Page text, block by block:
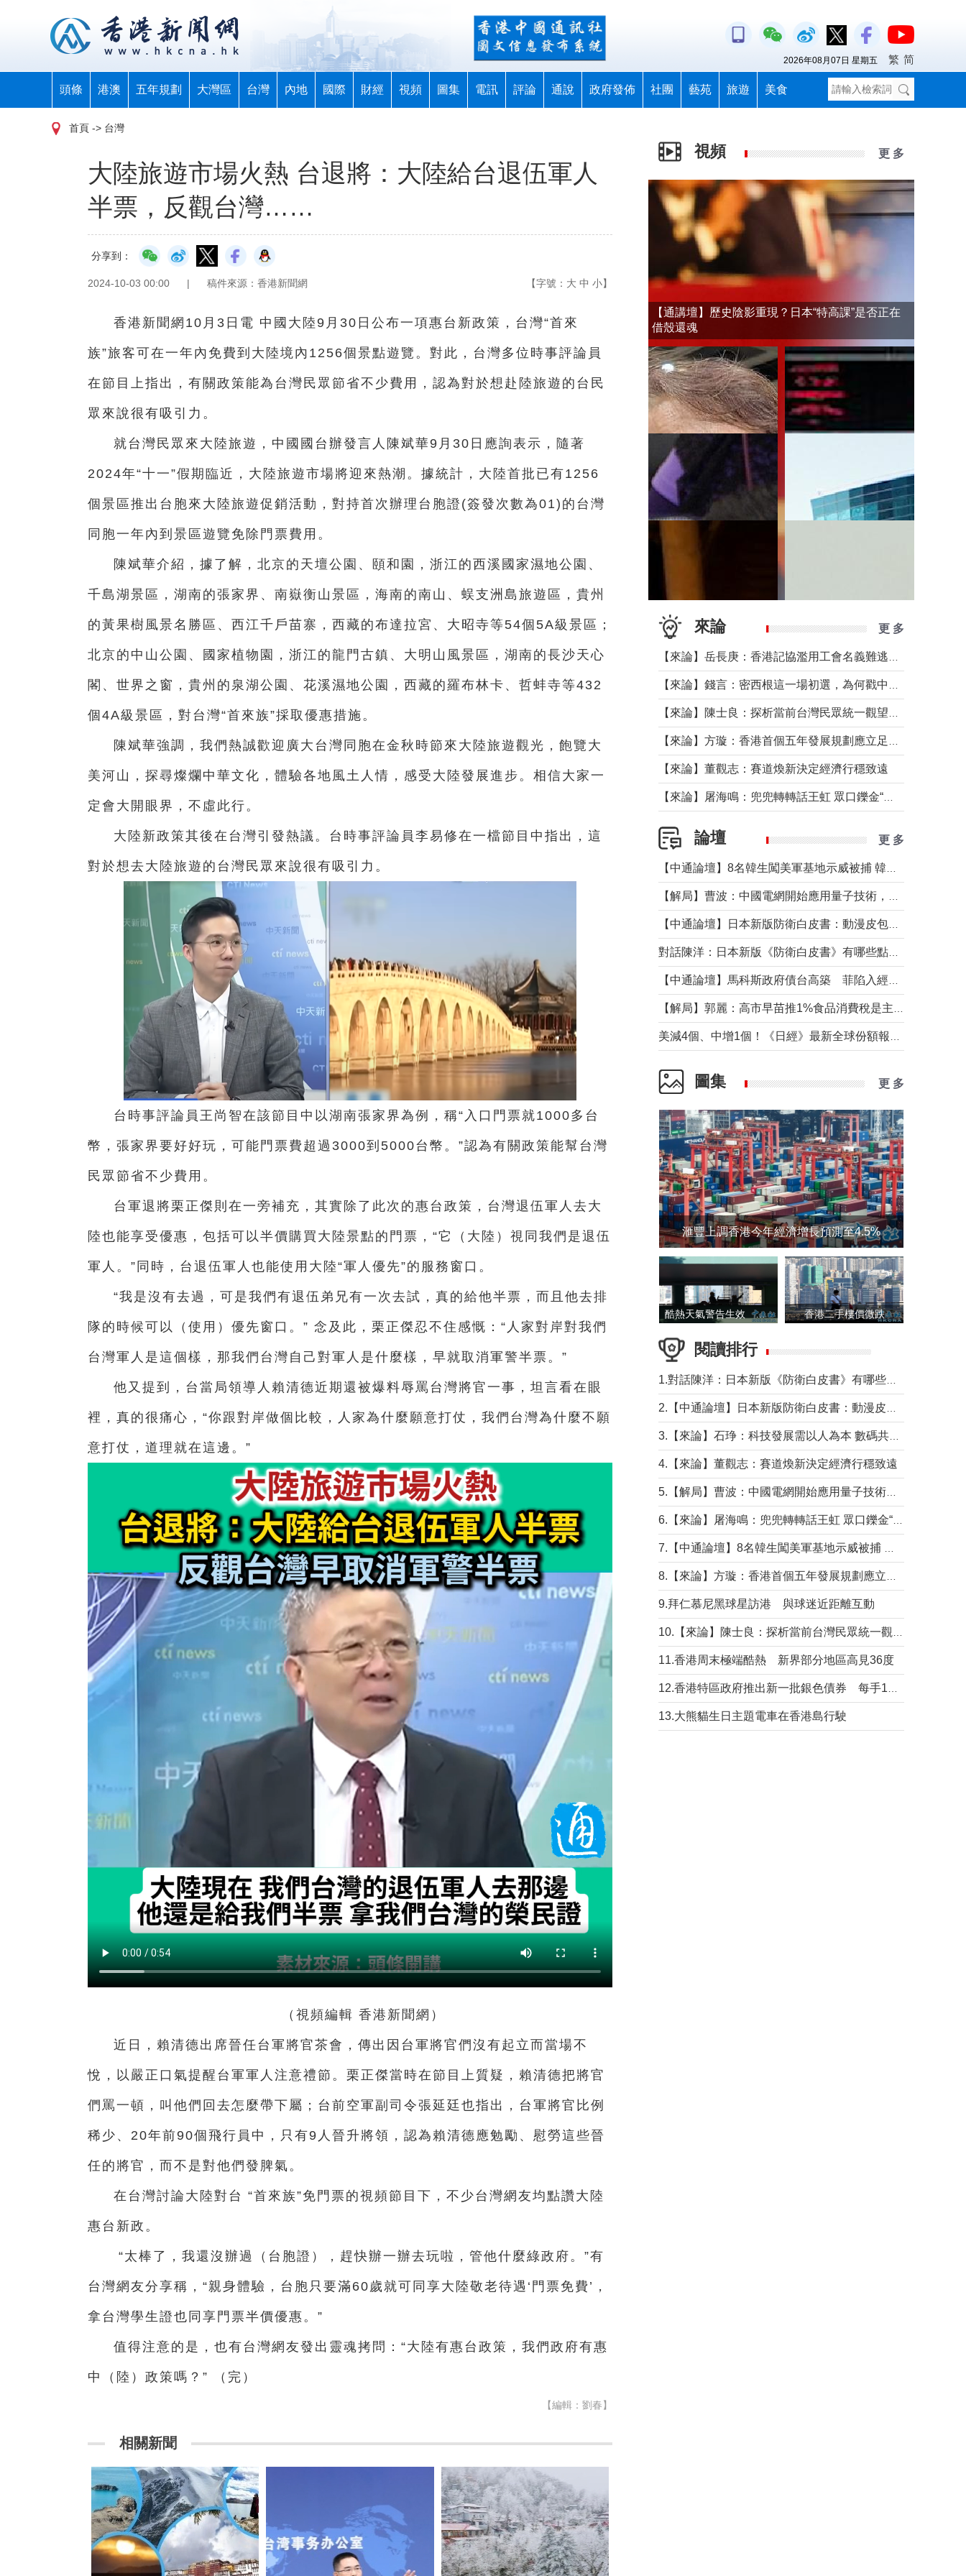
頭條 港澳 五年規劃 大灣區 台灣 內地 國際 財經 視頻 圖集 電訊 評論 通說 政府發佈 社團 藝苑 旅遊 美食
2026年08月07日 星期五 繁 简
首頁 -> 台灣
大陸旅遊市場火熱 台退將：大陸給台退伍軍人
半票，反觀台灣……
分享到：
2024-10-03 00:00 | 稿件來源：香港新聞網 【字號： 大 中 小】
香港新聞網10月3日電 中國大陸9月30日公布一項惠台新政策，台灣“首來
族”旅客可在一年內免費到大陸境內1256個景點遊覽。對此，台灣多位時事評論員
在節目上指出，有關政策能為台灣民眾節省不少費用，認為對於想赴陸旅遊的台民
眾來說很有吸引力。
就台灣民眾來大陸旅遊，中國國台辦發言人陳斌華9月30日應詢表示，隨著
2024年“十一”假期臨近，大陸旅遊市場將迎來熱潮。據統計，大陸首批已有1256
個景區推出台胞來大陸旅遊促銷活動，對持首次辦理台胞證(簽發次數為01)的台灣
同胞一年內到景區遊覽免除門票費用。
陳斌華介紹，據了解，北京的天壇公園、頤和園，浙江的西溪國家濕地公園、
千島湖景區，湖南的張家界、南嶽衡山景區，海南的南山、蜈支洲島旅遊區，貴州
的黃果樹風景名勝區、西江千戶苗寨，西藏的布達拉宮、大昭寺等54個5A級景區；
北京的中山公園、國家植物園，浙江的龍門古鎮、大明山風景區，湖南的長沙天心
閣、世界之窗，貴州的泉湖公園、花溪濕地公園，西藏的羅布林卡、哲蚌寺等432
個4A級景區，對台灣“首來族”採取優惠措施。
陳斌華強調，我們熱誠歡迎廣大台灣同胞在金秋時節來大陸旅遊觀光，飽覽大
美河山，探尋燦爛中華文化，體驗各地風土人情，感受大陸發展進步。相信大家一
定會大開眼界，不虛此行。
大陸新政策其後在台灣引發熱議。台時事評論員李易修在一檔節目中指出，這
對於想去大陸旅遊的台灣民眾來說很有吸引力。
台時事評論員王尚智在該節目中以湖南張家界為例，稱“入口門票就1000多台
幣，張家界要好好玩，可能門票費超過3000到5000台幣。”認為有關政策能幫台灣
民眾節省不少費用。
台軍退將栗正傑則在一旁補充，其實除了此次的惠台政策，台灣退伍軍人去大
陸也能享受優惠，包括可以半價購買大陸景點的門票，“它（大陸）視同我們是退伍
軍人。”同時，台退伍軍人也能使用大陸“軍人優先”的服務窗口。
“我是沒有去過，可是我們有退伍弟兄有一次去試，真的給他半票，而且他去排
隊的時候可以（使用）優先窗口。” 念及此，栗正傑忍不住感慨：“人家對岸對我們
台灣軍人是這個樣，那我們台灣自己對軍人是什麼樣，早就取消軍警半票。”
他又提到，台當局領導人賴清德近期還被爆料辱罵台灣將官一事，坦言看在眼
裡，真的很痛心，“你跟對岸做個比較，人家為什麼願意打仗，我們台灣為什麼不願
意打仗，道理就在這邊。”
（視頻編輯 香港新聞網）
近日，賴清德出席晉任台軍將官茶會，傳出因台軍將官們沒有起立而當場不
悅，以嚴正口氣提醒台軍軍人注意禮節。栗正傑當時在節目上質疑，賴清德把將官
們罵一頓，叫他們回去怎麼帶下屬；台前空軍副司令張延廷也指出，台軍將官比例
稀少、20年前90個飛行員中，只有9人晉升將領，認為賴清德應勉勵、慰勞這些晉
任的將官，而不是對他們發脾氣。
在台灣討論大陸對台 “首來族”免門票的視頻節目下，不少台灣網友均點讚大陸
惠台新政。
“太棒了，我還沒辦過（台胞證），趕快辦一辦去玩啦，管他什麼綠政府。”有
台灣網友分享稱，“親身體驗，台胞只要滿60歲就可同享大陸敬老待遇‘門票免費’，
拿台灣學生證也同享門票半價優惠。”
值得注意的是，也有台灣網友發出靈魂拷問：“大陸有惠台政策，我們政府有惠
中（陸）政策嗎？” （完）
【編輯：劉春】
相關新聞
視頻 更 多
【通講壇】歷史陰影重現？日本“特高課”是否正在
借殼還魂
來論 更 多
【來論】董觀志：賽道煥新決定經濟行穩致遠
論壇 更 多
圖集 更 多
滙豐上調香港今年經濟增長預測至4.5%
酷熱天氣警告生效 本港高溫持續至下周 香港二手樓價微跌
閱讀排行
4.【來論】董觀志：賽道煥新決定經濟行穩致遠
9.拜仁慕尼黑球星訪港 與球迷近距離互動
11.香港周末極端酷熱 新界部分地區高見36度
13.大熊貓生日主題電車在香港島行駛